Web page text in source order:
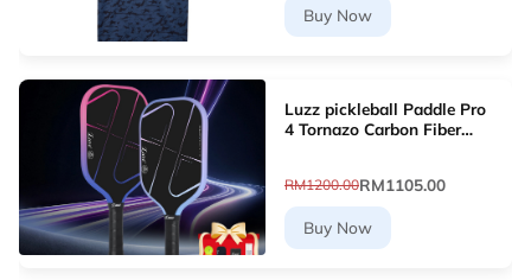
Buy Now
Luzz pickleball Paddle Pro
4 Tornazo Carbon Fiber
RM1200.00RM1105.00
Buy Now